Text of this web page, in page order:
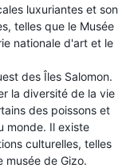
luxuriantes et son
telles que le Musée
nationale d'art et le
des Îles Salomon.
la diversité de la vie
des poissons et
monde. Il existe
culturelles, telles
musée de Gizo.